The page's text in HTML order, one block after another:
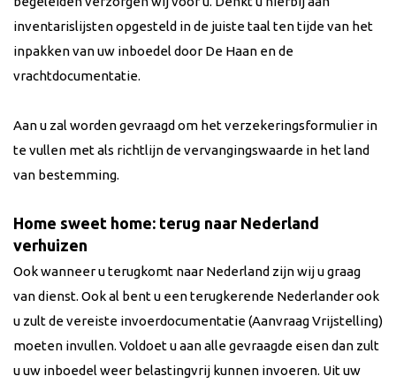
inventarislijsten opgesteld in de juiste taal ten tijde van het
inpakken van uw inboedel door De Haan en de
vrachtdocumentatie.
Aan u zal worden gevraagd om het verzekeringsformulier in
te vullen met als richtlijn de vervangingswaarde in het land
van bestemming.
Home sweet home: terug naar Nederland
verhuizen
Ook wanneer u terugkomt naar Nederland zijn wij u graag
van dienst. Ook al bent u een terugkerende Nederlander ook
u zult de vereiste invoerdocumentatie (Aanvraag Vrijstelling)
moeten invullen. Voldoet u aan alle gevraagde eisen dan zult
u uw inboedel weer belastingvrij kunnen invoeren. Uit uw